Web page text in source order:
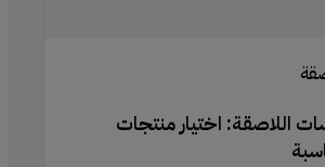
اللاصقة: اختيار منتجات